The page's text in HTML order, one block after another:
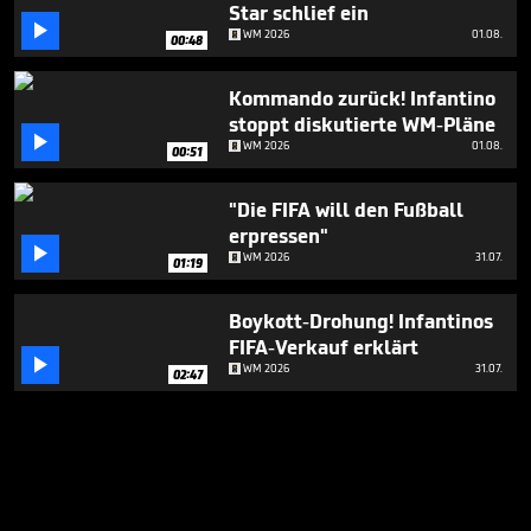
 00:48
Star schlief ein
WM 2026 01.08.
 00:51
Kommando zurück! Infantino
stoppt diskutierte WM-Pläne
WM 2026 01.08.
 01:19
"Die FIFA will den Fußball
erpressen"
WM 2026 31.07.
 02:47
Boykott-Drohung! Infantinos
FIFA-Verkauf erklärt
WM 2026 31.07.